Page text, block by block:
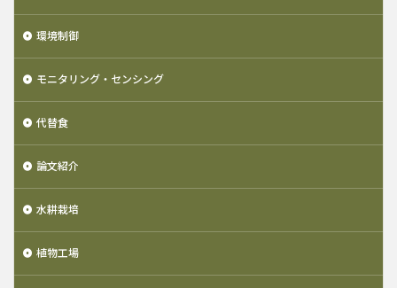
環境制御
モニタリング・センシング
代替食
論文紹介
水耕栽培
植物工場